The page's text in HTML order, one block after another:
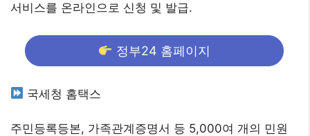
서비스를 온라인으로 신청 및 발급.
정부24 홈페이지
국세청 홈택스
주민등록등본, 가족관계증명서 등 5,000여 개의 민원